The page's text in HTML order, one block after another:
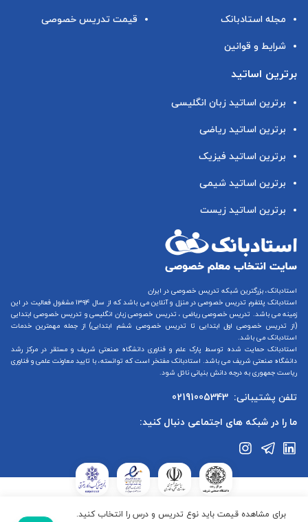
برای مشاهده قیمت باید نوع تدریس و درس را انتخاب کنید.
مجله استادبانک
شرایط و قوانین
قیمت تدریس خصوصی
برترین اساتید
برترین اساتید زبان انگلیسی
برترین اساتید ریاضی
برترین اساتید فیزیک
برترین اساتید شیمی
برترین اساتید زیست
استادبانک، بزرگترین شبکه تدریس خصوصی در ایران
استادبانک پلتفرم تدریس خصوصی در منزل و آنلاین
می باشد که از سال ۱۳۹۴ مشغول فعالیت در این
زمینه می باشد. تدریس خصوصی ریاضی ، تدریس خصوصی زبان انگلیسیو تدریس خصوصی ابتدایی
(از تدریس خصوصی اول ابتدایی تا تدریس خصوصی ششم ابتدایی) از جمله مهمترین خدمات
استادبانک می باشد.
استادبانک حمایت شده توسط پارک علم و فناوری دانشگاه صنعتی شریف و مستقر در مرکز رشد
دانشگاه صنعتی شریف می باشد. استادبانک مفتخر است که توانسته، با تایید معاونت علمی و فناوری
ریاست جمهوری به درجه دانش بنیانی نائل شود.
تلفن پشتیبانی: 02191005343
ما را در شبکه های اجتماعی دنبال کنید:
استادبانک در ستاد ساماندهی پایگاه‌های اینترنتی وزارت فرهنگ و ارشاد